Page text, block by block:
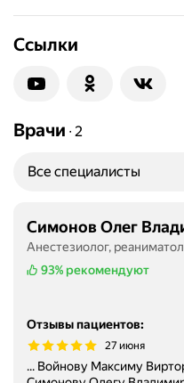
Ссылки
Врачи ∙ 2
Все специалисты
Симонов Олег
Анестезиолог,
93% рекомендуют
Отзывы пациентов:
27 июня
... Войнову Максиму